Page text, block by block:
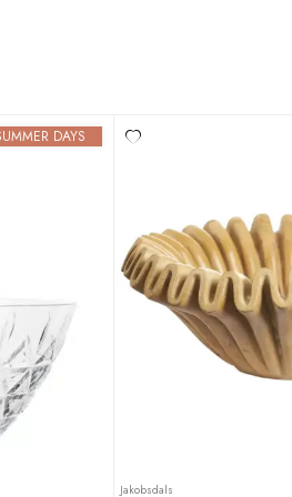
DAYS
Jakobsdals